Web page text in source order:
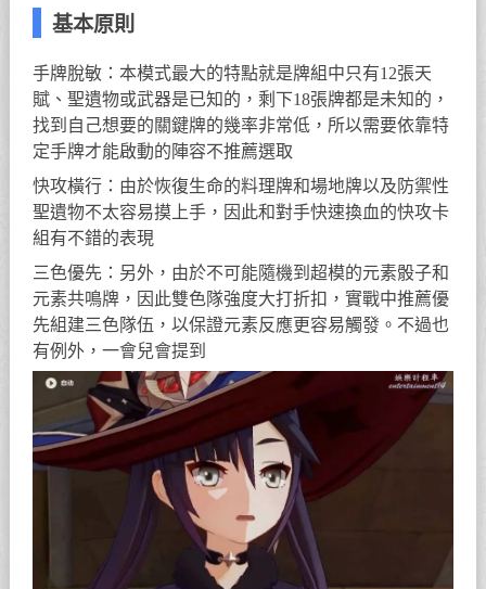
基本原則
手牌脫敏：本模式最大的特點就是牌組中只有12張天
賦、聖遺物或武器是已知的，剩下18張牌都是未知的，
找到自己想要的關鍵牌的幾率非常低，所以需要依靠特
定手牌才能啟動的陣容不推薦選取
快攻橫行：由於恢復生命的料理牌和場地牌以及防禦性
聖遺物不太容易摸上手，因此和對手快速換血的快攻卡
組有不錯的表現
三色優先：另外，由於不可能隨機到超模的元素骰子和
元素共鳴牌，因此雙色隊強度大打折扣，實戰中推薦優
先組建三色隊伍，以保證元素反應更容易觸發。不過也
有例外，一會兒會提到